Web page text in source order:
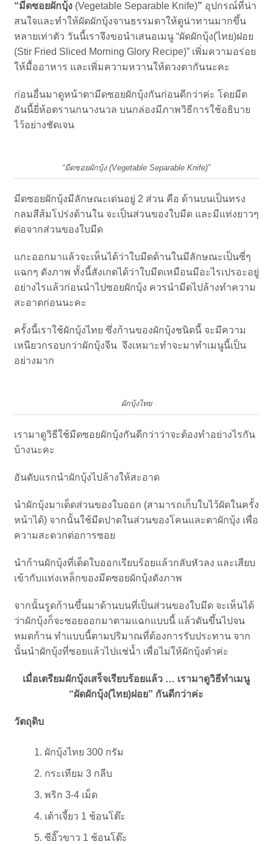
“มีดซอยผักบุ้ง (Vegetable Separable Knife)” อุปกรณ์ที่น่า
สนใจและทำให้ผัดผักบุ้งจานธรรมดาให้ดูน่าทานมากขึ้น
หลายเท่าตัว วันนี้เราจึงขอนำเสนอเมนู “ผัดผักบุ้ง(ไทย)ฝอย
(Stir Fried Sliced Morning Glory Recipe)” เพิ่มความอร่อย
ให้มื้ออาหาร และเพิ่มความหวานให้ดวงตากันนะคะ
ก่อนอื่นมาดูหน้าตามีดซอยผักบุ้งกันก่อนดีกว่าค่ะ โดยมีด
อันนี้ยี่ห้อตรานกนางนวล บนกล่องมีภาพวิธีการใช้อธิบาย
ไว้อย่างชัดเจน
“มีดซอยผักบุ้ง (Vegetable Separable Knife)”
มีดซอยผักบุ้งมีลักษณะเด่นอยู่ 2 ส่วน คือ ด้านบนเป็นทรง
กลมสีส้มโปร่งด้านใน จะเป็นส่วนของใบมีด และมีแท่งยาวๆ
ต่อจากส่วนของใบมีด
แกะออกมาแล้วจะเห็นได้ว่าใบมีดด้านในมีลักษณะเป็นซี่ๆ
แฉกๆ ดังภาพ ทั้งนี้สังเกตได้ว่าใบมีดเหมือนมีอะไรเปรอะอยู่
อย่างไรแล้วก่อนนำไปซอยผักบุ้ง ควรนำมีดไปล้างทำความ
สะอาดก่อนนะคะ
ครั้งนี้เราใช้ผักบุ้งไทย ซึ่งก้านของผักบุ้งชนิดนี้ จะมีความ
เหนียวกรอบกว่าผักบุ้งจีน จึงเหมาะทำจะมาทำเมนูนี้เป็น
อย่างมาก
ผักบุ้งไทย
เรามาดูวิธีใช้มีดซอยผักบุ้งกันดีกว่าว่าจะต้องทำอย่างไรกัน
บ้างนะคะ
อันดับแรกนำผักบุ้งไปล้างให้สะอาด
นำผักบุ้งมาเด็ดส่วนของใบออก (สามารถเก็บใบไว้ผัดในครั้ง
หน้าได้) จากนั้นใช้มีดปาดในส่วนของโคนและตาผักบุ้ง เพื่อ
ความสะดวกต่อการซอย
นำก้านผักบุ้งที่เด็ดใบออกเรียบร้อยแล้วกลับหัวลง และเสียบ
เข้ากับแท่งเหล็กของมีดซอยผักบุ้งดังภาพ
จากนั้นรูดก้านขึ้นมาด้านบนที่เป็นส่วนของใบมีด จะเห็นได้
ว่าผักบุ้งก็จะซอยออกมาตามแฉกแบบนี้ แล้วดันขึ้นไปจน
หมดก้าน ทำแบบนี้ตามปริมาณที่ต้องการรับประทาน จาก
นั้นนำผักบุ้งที่ซอยแล้วไปแช่น้ำ เพื่อไม่ให้ผักบุ้งดำค่ะ
เมื่อเตรียมผักบุ้งเสร็จเรียบร้อยแล้ว … เรามาดูวิธีทำเมนู
“ผัดผักบุ้ง(ไทย)ฝอย” กันดีกว่าค่ะ
วัตถุดิบ
ผักบุ้งไทย 300 กรัม
กระเทียม 3 กลีบ
พริก 3-4 เม็ด
เต้าเจี้ยว 1 ช้อนโต๊ะ
ซีอิ๊วขาว 1 ช้อนโต๊ะ